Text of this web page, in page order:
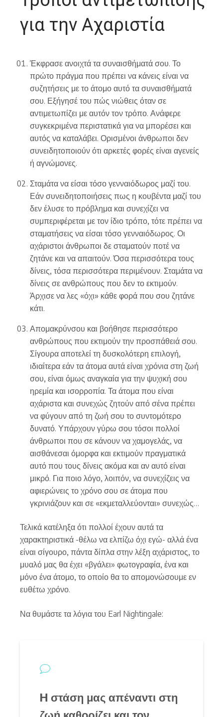
για την Αχαριστία
Έκφρασε ανοιχτά τα συναισθήματά σου. Το
πρώτο πράγμα που πρέπει να κάνεις είναι να
συζητήσεις με το άτομο αυτό τα συναισθήματά
σου. Εξήγησέ του πώς νιώθεις όταν σε
αντιμετωπίζει με αυτόν τον τρόπο. Ανάφερε
συγκεκριμένα περιστατικά για να μπορέσει και
αυτός να καταλάβει. Ορισμένοι άνθρωποι δεν
συνειδητοποιούν ότι αρκετές φορές είναι αγενείς
ή αγνώμονες.
Σταμάτα να είσαι τόσο γενναιόδωρος μαζί του.
Εάν συνειδητοποιήσεις πως η κουβέντα μαζί του
δεν έλυσε το πρόβλημα και συνεχίζει να
συμπεριφέρεται με τον ίδιο τρόπο, τότε πρέπει να
σταματήσεις να είσαι τόσο γενναιόδωρος. Οι
αχάριστοι άνθρωποι δε σταματούν ποτέ να
ζητάνε και να απαιτούν. Όσα περισσότερα τους
δίνεις, τόσα περισσότερα περιμένουν. Σταμάτα να
δίνεις σε ανθρώπους που δεν το εκτιμούν.
Άρχισε να λες «όχι» κάθε φορά που σου ζητάνε
κάτι.
Απομακρύνσου και βοήθησε περισσότερο
ανθρώπους που εκτιμούν την προσπάθειά σου.
Σίγουρα αποτελεί τη δυσκολότερη επιλογή,
ιδιαίτερα εάν τα άτομα αυτά είναι χρόνια στη ζωή
σου, είναι όμως αναγκαία για την ψυχική σου
ηρεμία και ισορροπία. Τα άτομα που είναι
αχάριστα και συνεχώς ζητούν από σένα πρέπει
να φύγουν από τη ζωή σου το συντομότερο
δυνατό. Υπάρχουν γύρω σου τόσοι πολλοί
άνθρωποι που σε κάνουν να χαμογελάς, να
αισθάνεσαι όμορφα και εκτιμούν πραγματικά
αυτό που τους δίνεις ακόμα και αν αυτό είναι
μικρό. Για ποιο λόγο, λοιπόν, να συνεχίζεις να
αφιερώνεις το χρόνο σου σε άτομα που
γκρινιάζουν και σε «εκμεταλλεύονται» συνεχώς…
Τελικά κατέληξα ότι πολλοί έχουν αυτά τα
χαρακτηριστικά -θέλω να ελπίζω όχι εγώ- αλλά ένα
είναι σίγουρο, πάντα δίπλα στην λέξη αχάριστος, το
μυαλό μας θα έχει «βγάλει» φωτογραφία, ένα και
μόνο ένα άτομο, το οποίο θα το απομονώσουμε εν
ευθέτω χρόνο.
Να θυμάστε τα λόγια του Earl Nightingale:
H στάση μας απέναντι στη